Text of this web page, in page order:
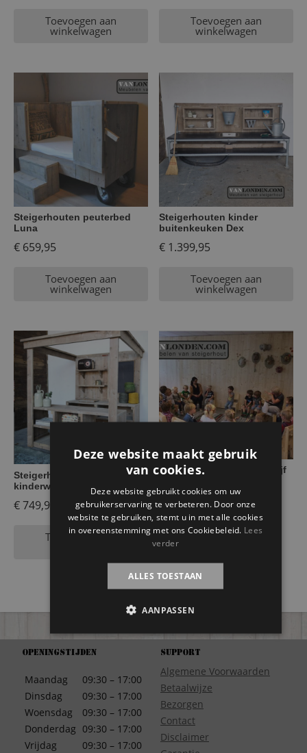
Toevoegen aan
winkelwagen
Toevoegen aan
winkelwagen
Steigerhouten peuterbed
Luna
€ 659,95
Toevoegen aan
winkelwagen
Steigerhouten kinder
buitenkeuken Dex
€ 1.399,95
Toevoegen aan
winkelwagen
Steigerhouten
kinderwinkeltje Amelie
€749,95
Toevoegen aan
Inrichting kinderdagverblijf
Lees verder
Openingstijden
Maandag
Dinsdag
Woensdag
Donderdag
Vrijdag
09:30 – 17:00
09:30 – 17:00
09:30 – 17:00
09:30 – 17:00
09:30 – 17:00
Support
Algemene Voorwaarden
Betaalwijze
Bezorgen
Contact
Disclaimer
Deze website maakt gebruik
van cookies.
Deze website gebruikt cookies om uw
gebruikerservaring te verbeteren. Door onze
website te gebruiken, stemt u in met alle cookies
in overeenstemming met ons Cookiebeleid. Lees
verder
ALLES TOESTAAN
AANPASSEN